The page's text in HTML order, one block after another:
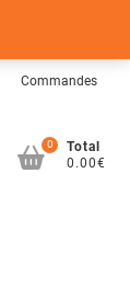
Commandes
0
Total
0.00€